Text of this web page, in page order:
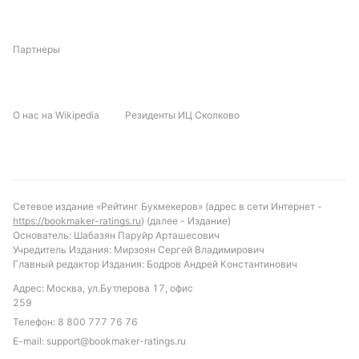
использовать контратаки.
Учитывая статистику и текущую форму команд,
на ставку «индивидуальный тотал Мика меньше
2.5 голов», которая стабильно проходила в
последних очных встречах. Также стоит
рассмотреть вариант с низким общим тоталом,
учитывая средние показатели голов и осторожный
стиль игры обеих команд в последних матчах.
Партнеры
О нас на Wikipedia Резиденты ИЦ Сколково
Сетевое издание «Рейтинг Букмекеров» (адрес в сети Интернет -
https://bookmaker-ratings.ru) (далее - Издание)
Основатель: Шабазян Паруйр Арташесович
Учредитель Издания: Мирзоян Сергей Владимирович
Главный редактор Издания: Бодров Андрей Константинович
Адрес: Москва, ул.Бутлерова 17, офис
259
Телефон: 8 800 777 76 76
E-mail: support@bookmaker-ratings.ru